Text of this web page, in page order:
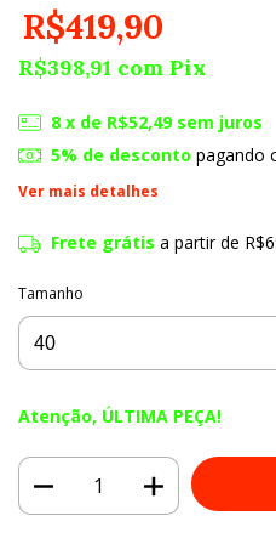
R$419,90
R$398,91 com Pix
8 x de R$52,49 sem juros
5% de desconto pagando
Ver mais detalhes
Frete grátis a partir de
Tamanho
Atenção, ÚLTIMA PEÇA!